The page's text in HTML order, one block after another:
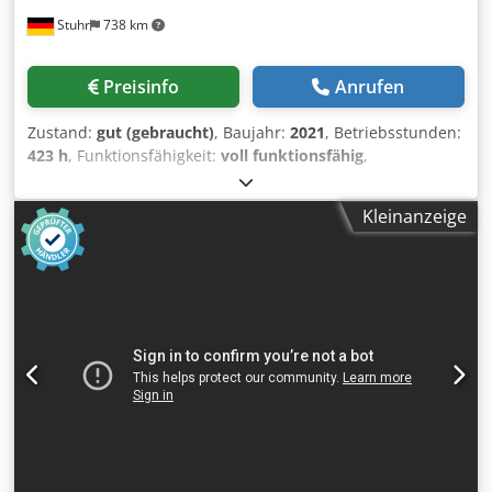
Stuhr 738 km
Preisinfo Anrufen
Zustand: gut (gebraucht), Baujahr: 2021, Betriebsstunden:
423 h, Funktionsfähigkeit: voll funktionsfähig,
Vertikalballenpresse HSM V-Press 860 Plus, Baujahr 2021
Technische Daten: Hersteller: HSM Typ: V-Press 860 plus
Dkodpezqr Niefx Apvsr Baujahr: 2021 Betriebsstunden:
423 Presskraft: 60 t Antriebsleistung: 4 kW Einfüllöffnung:
1195 x 645 mm Einfüllhöhe: 1114 mm Ballengröße: ca.
mm (BxTxH) Gewicht: 2213 kg Materialien: Folie, Papier,
Kartonagen Bemerkung: Die Presse ist in einem guten
Zustand. Sie wurde von uns geprüft und getestet. Ein
Kleinanzeige